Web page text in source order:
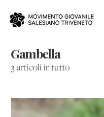
Gambella
3 articoli in tutto